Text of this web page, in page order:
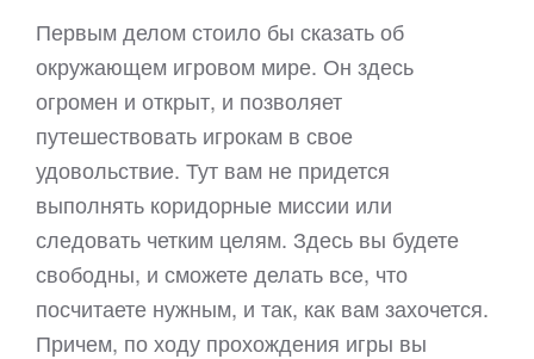
Первым делом стоило бы сказать об
окружающем игровом мире. Он здесь
огромен и открыт, и позволяет
путешествовать игрокам в свое
удовольствие. Тут вам не придется
выполнять коридорные миссии или
следовать четким целям. Здесь вы будете
свободны, и сможете делать все, что
посчитаете нужным, и так, как вам захочется.
Причем, по ходу прохождения игры вы